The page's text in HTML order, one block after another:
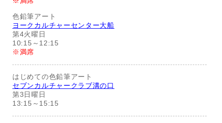
色鉛筆アート
ヨークカルチャーセンター大船
第4火曜日
10:15～12:15
※満席
はじめての色鉛筆アート
セブンカルチャークラブ溝の口
第3日曜日
13:15～15:15